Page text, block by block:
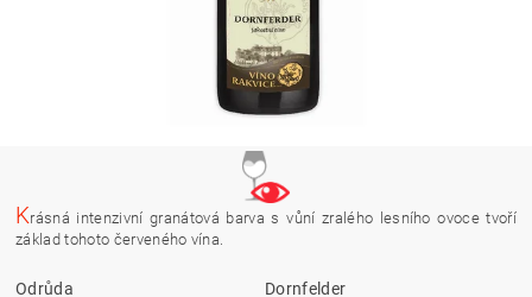
Krásná intenzivní granátová barva s vůní zralého lesního ovoce tvoří
základ tohoto červeného vína.
Odrůda
Dornfelder